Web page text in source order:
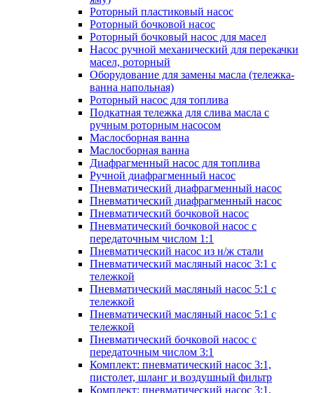
Роторный пластиковый насос
Роторный бочковой насос
Роторный бочковый насос для масел
Насос ручной механический для перекачки
масел, роторный
Оборудование для замены масла (тележка-
ванна напольная)
Роторный насос для топлива
Подкатная тележка для слива масла с
ручным роторным насосом
Маслосборная ванна
Маслосборная ванна
Диафрагменный насос для топлива
Ручной диафрагменный насос
Пневматический диафрагменный насос
Пневматический диафрагменный насос
Пневматический бочковой насос
Пневматический бочковой насос с
передаточным числом 1:1
Пневматический насос из н/ж стали
Пневматический масляный насос 3:1 с
тележкой
Пневматический масляный насос 5:1 с
тележкой
Пневматический масляный насос 5:1 с
тележкой
Пневматический бочковой насос с
передаточным числом 3:1
Комплект: пневматический насос 3:1,
пистолет, шланг и воздушный фильтр
Комплект: пневматический насос 3:1,